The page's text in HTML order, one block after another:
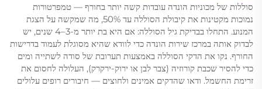
סוללות של מכוניות הונדה עובדות קשה יותר בחורף — טמפרטורות
נמוכות מקטינות את קיבולת הסוללה עד 50%, מה שמקשה על הצגת
המנוע. התחלו בבדיקת גיל הסוללה: אם היא בת יותר מ-3–4 שנים, יש
לבדוק אותה במרכז שירות הונדה כדי לוודא שהיא מסוגלת לעמוד בדרישות
החורף. נקו את הדקי הסוללה באמצעות תערובת של סודה לשתייה ומים
כדי להסיר שכבת קורוזיה (צבר לבן או ירוק-ירקרק), העלולה לחסום את
זרימת החשמל. ודאו שהדקים אמינים ולחוצים — חיבורים רופים עלולים